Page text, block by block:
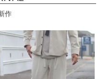
作